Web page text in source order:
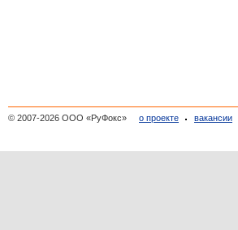
© 2007-2026 ООО «РуФокс» о проекте вакансии